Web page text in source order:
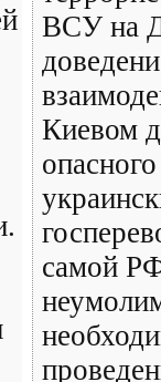
ВСУ на
Киевом
самой